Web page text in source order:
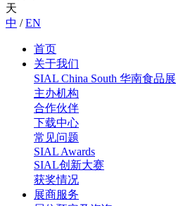
天
中 / EN
首页
关于我们
SIAL China South 华南食品展
主办机构
合作伙伴
下载中心
常见问题
SIAL Awards
SIAL创新大赛
获奖情况
展商服务